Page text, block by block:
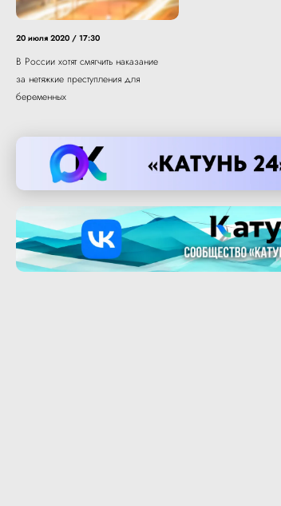
20 июля 2020 / 17:30
В России хотят смягчить наказание
за нетяжкие преступления для
беременных